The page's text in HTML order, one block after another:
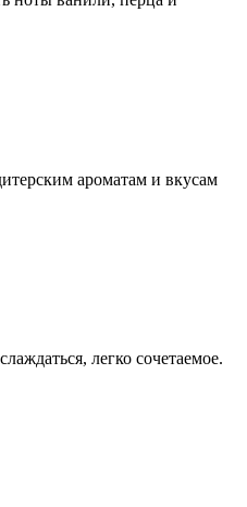
ароматам и вкусам
легко сочетаемое.